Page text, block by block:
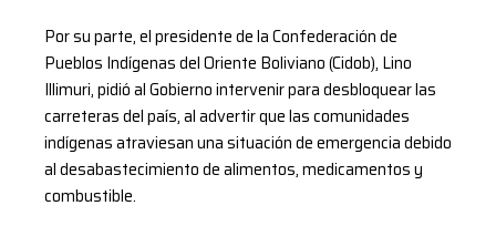
Por su parte, el presidente de la Confederación de
Pueblos Indígenas del Oriente Boliviano (Cidob), Lino
Illimuri, pidió al Gobierno intervenir para desbloquear las
carreteras del país, al advertir que las comunidades
indígenas atraviesan una situación de emergencia debido
al desabastecimiento de alimentos, medicamentos y
combustible.